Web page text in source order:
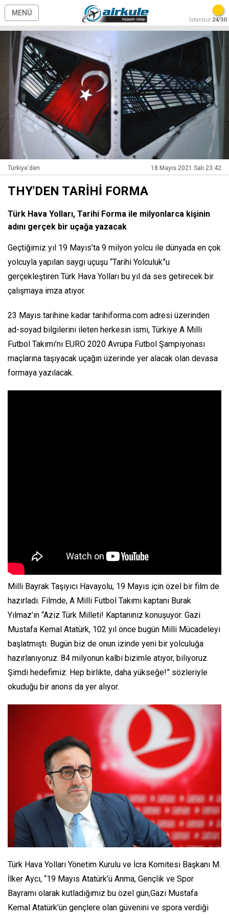
MENÜ
İstanbul 24/30
Türkiye'den 18 Mayıs 2021 Salı 23:42
THY'DEN TARİHİ FORMA
Türk Hava Yolları, Tarihi Forma ile milyonlarca kişinin
adını gerçek bir uçağa yazacak
Geçtiğimiz yıl 19 Mayıs’ta 9 milyon yolcu ile dünyada en çok
yolcuyla yapılan saygı uçuşu “Tarihi Yolculuk”u
gerçekleştiren Türk Hava Yolları bu yıl da ses getirecek bir
çalışmaya imza atıyor.
23 Mayıs tarihine kadar tarihiforma.com adresi üzerinden
ad-soyad bilgilerini ileten herkesin ismi, Türkiye A Milli
Futbol Takımı’nı EURO 2020 Avrupa Futbol Şampiyonası
maçlarına taşıyacak uçağın üzerinde yer alacak olan devasa
formaya yazılacak.
Milli Bayrak Taşıyıcı Havayolu, 19 Mayıs için özel bir film de
hazırladı. Filmde, A Milli Futbol Takımı kaptanı Burak
Yılmaz’ın “Aziz Türk Milleti! Kaptanınız konuşuyor. Gazi
Mustafa Kemal Atatürk, 102 yıl önce bugün Milli Mücadeleyi
başlatmıştı. Bugün biz de onun izinde yeni bir yolculuğa
hazırlanıyoruz. 84 milyonun kalbi bizimle atıyor, biliyoruz.
Şimdi hedefimiz: Hep birlikte, daha yükseğe!” sözleriyle
okuduğu bir anons da yer alıyor.
Türk Hava Yolları Yönetim Kurulu ve İcra Komitesi Başkanı M.
İlker Aycı, “19 Mayıs Atatürk’ü Anma, Gençlik ve Spor
Bayramı olarak kutladığımız bu özel gün,Gazi Mustafa
Kemal Atatürk’ün gençlere olan güvenini ve spora verdiği